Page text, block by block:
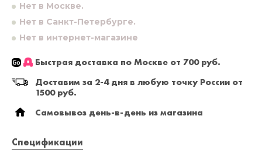
Нет в Москве.
Нет в Санкт-Петербурге.
Нет в интернет-магазине
Быстрая доставка по Москве от 700 руб.
Доставим за 2-4 дня в любую точку России от
1500 руб.
Самовывоз день-в-день из магазина
Спецификации